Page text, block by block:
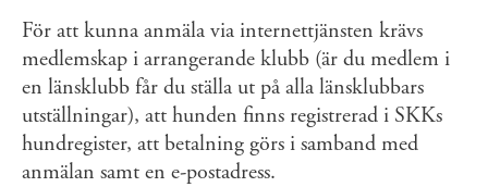
För att kunna anmäla via internettjänsten krävs
medlemskap i arrangerande klubb (är du medlem i
en länsklubb får du ställa ut på alla länsklubbars
utställningar), att hunden finns registrerad i SKKs
hundregister, att betalning görs i samband med
anmälan samt en e-postadress.